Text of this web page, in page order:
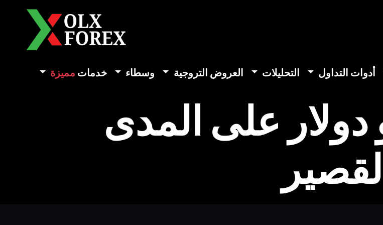
أدوات التداول التحليلات العروض التروجية وسطاء خدمات مميزة
دولار على المدى